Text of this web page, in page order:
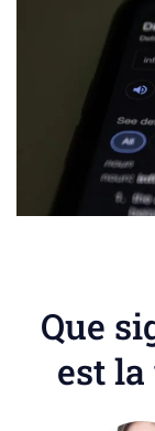
Que
est